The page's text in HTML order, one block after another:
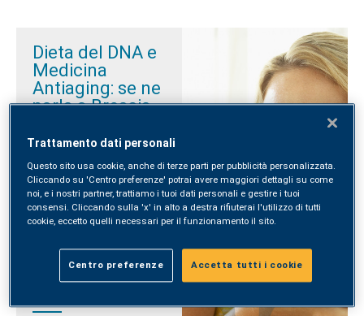
Dieta del DNA e
Medicina
Antiaging: se ne
parla a Brescia
ore 18:30, presso il punto
prelievi di via Marconi
9/11, si terrà l’incontro
“La salute dal
benessere. Dieta del
Antiaging nei percorsi
.
Trattamento dati personali
Questo sito usa cookie, anche di terze parti per pubblicità personalizzata.
Cliccando su 'Centro preferenze' potrai avere maggiori dettagli su come
noi, e i nostri partner, trattiamo i tuoi dati personali e gestire i tuoi
consensi. Cliccando sulla 'x' in alto a destra rifiuterai l'utilizzo di tutti
cookie, eccetto quelli necessari per il funzionamento il sito.
Centro preferenze Accetta tutti i cookie